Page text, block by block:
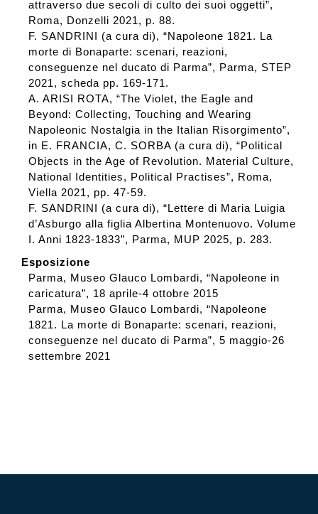
attraverso due secoli di culto dei suoi oggetti”,
Roma, Donzelli 2021, p. 88.
F. SANDRINI (a cura di), “Napoleone 1821. La
morte di Bonaparte: scenari, reazioni,
conseguenze nel ducato di Parma”, Parma, STEP
2021, scheda pp. 169-171.
A. ARISI ROTA, “The Violet, the Eagle and
Beyond: Collecting, Touching and Wearing
Napoleonic Nostalgia in the Italian Risorgimento”,
in E. FRANCIA, C. SORBA (a cura di), “Political
Objects in the Age of Revolution. Material Culture,
National Identities, Political Practises”, Roma,
Viella 2021, pp. 47-59.
F. SANDRINI (a cura di), “Lettere di Maria Luigia
d’Asburgo alla figlia Albertina Montenuovo. Volume
I. Anni 1823-1833”, Parma, MUP 2025, p. 283.
Esposizione
Parma, Museo Glauco Lombardi, “Napoleone in
caricatura”, 18 aprile-4 ottobre 2015
Parma, Museo Glauco Lombardi, “Napoleone
1821. La morte di Bonaparte: scenari, reazioni,
conseguenze nel ducato di Parma”, 5 maggio-26
settembre 2021